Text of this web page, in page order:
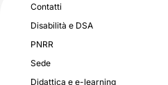
Contatti
Disabilità e DSA
PNRR
Sede
Didattica e e-learning